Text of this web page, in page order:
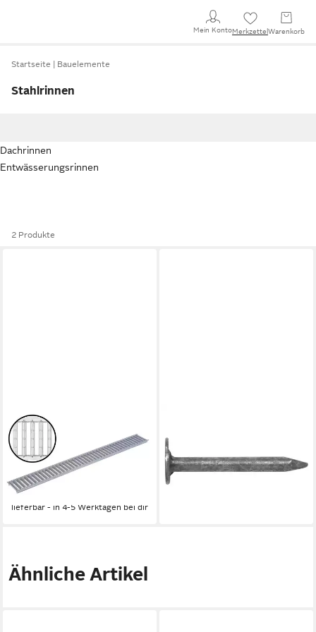
Mein KontoMerkzettel Warenkorb
Startseite Bauelemente
Stahlrinnen
Dachrinnen
Entwässerungsrinnen
2 Produkte
ACO SEVERIN AHLMANN GMBH &
CO. KG
Entwässerungsrinne Stegrost
Stahl verzinkt Länge: 100 cm -
Breite: 11,8 cm, 1-St.
ab 14,14 €
lieferbar - in 4-5 Werktagen bei dir
Dachpappstifte feuerverzinkt
4,45 € 5,34 €
-17%
Ähnliche Artikel